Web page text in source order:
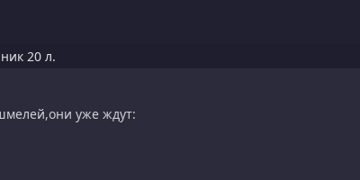
20 л.
уже ждут: